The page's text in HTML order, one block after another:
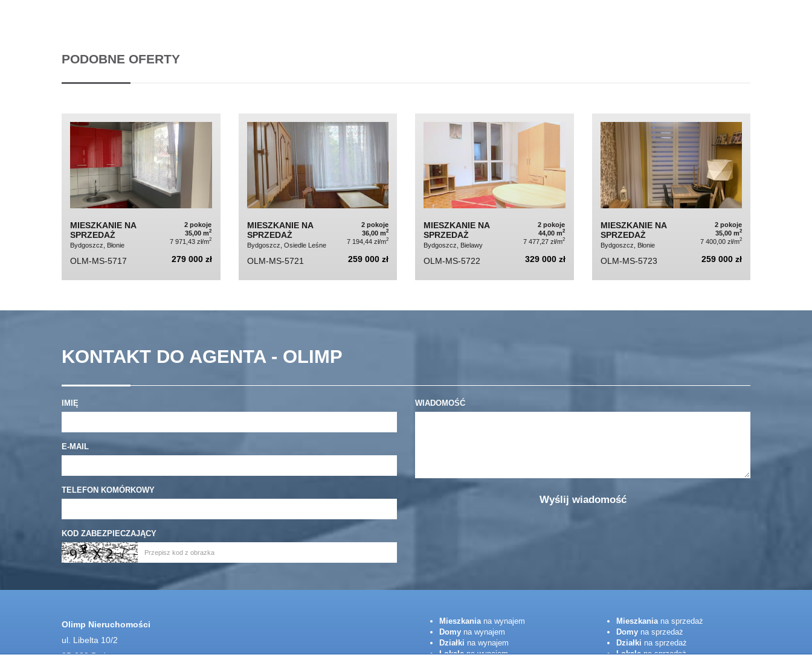
PODOBNE OFERTY
MIESZKANIE NA
SPRZEDAŻ
Bydgoszcz, Błonie
2 pokoje
35,00 m2
7 971,43 zł/m2
OLM-MS-5717 279 000 zł
MIESZKANIE NA
SPRZEDAŻ
Bydgoszcz, Osiedle Leśne
2 pokoje
36,00 m2
7 194,44 zł/m2
OLM-MS-5721 259 000 zł
MIESZKANIE NA
SPRZEDAŻ
Bydgoszcz, Bielawy
2 pokoje
44,00 m2
7 477,27 zł/m2
OLM-MS-5722 329 000 zł
MIESZKANIE NA
SPRZEDAŻ
Bydgoszcz, Błonie
2 pokoje
35,00 m2
7 400,00 zł/m2
OLM-MS-5723 259 000 zł
KONTAKT DO AGENTA - OLIMP
IMIĘ
E-MAIL
TELEFON KOMÓRKOWY
KOD ZABEZPIECZAJĄCY
WIADOMOŚĆ
Olimp Nieruchomości
ul. Libelta 10/2
85-080 Bydgoszcz
Mieszkaniana wynajem
Domy na wynajem
Działki na wynajem
Lokalena wynajem
Mieszkaniana sprzedaż
Domyna sprzedaż
Działki na sprzedaż
Lokalena sprzedaż